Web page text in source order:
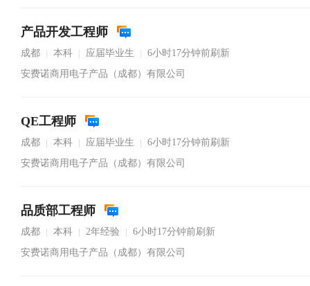
产品开发工程师
成都 本科 应届毕业生
6小时17分钟前刷新
安费诺商用电子产品（成都）有限公司
QE工程师
成都 本科 应届毕业生
6小时17分钟前刷新
安费诺商用电子产品（成都）有限公司
品质部工程师
成都 本科 2年经验
6小时17分钟前刷新
安费诺商用电子产品（成都）有限公司